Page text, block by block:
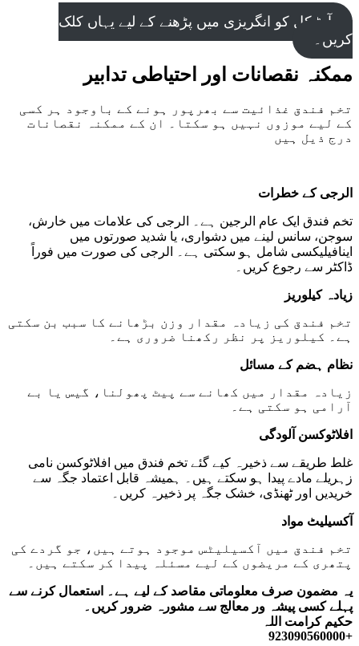
آرٹیکل کو انگریزی میں پڑھنے کے لیے یہاں کلک
کریں۔
ممکنہ نقصانات اور احتیاطی تدابیر
تخم فندق غذائیت سے بھرپور ہونے کے باوجود ہر کسی
کے لیے موزوں نہیں ہو سکتا۔ ان کے ممکنہ نقصانات
درج ذیل ہیں
الرجی کے خطرات
تخم فندق ایک عام الرجین ہے۔ الرجی کی علامات میں خارش،
سوجن، سانس لینے میں دشواری، یا شدید صورتوں میں
اینافیلیکسی شامل ہو سکتی ہے۔ الرجی کی صورت میں فوراً
ڈاکٹر سے رجوع کریں۔
زیادہ کیلوریز
تخم فندق کی زیادہ مقدار وزن بڑھانے کا سبب بن سکتی
ہے۔ کیلوریز پر نظر رکھنا ضروری ہے۔
نظام ہضم کے مسائل
زیادہ مقدار میں کھانے سے پیٹ پھولنا، گیس یا بے
آرامی ہو سکتی ہے۔
افلاٹوکسن آلودگی
غلط طریقے سے ذخیرہ کیے گئے تخم فندق میں افلاٹوکسن نامی
زہریلے مادے پیدا ہو سکتے ہیں۔ ہمیشہ قابل اعتماد جگہ سے
خریدیں اور ٹھنڈی، خشک جگہ پر ذخیرہ کریں۔
آکسیلیٹ مواد
تخم فندق میں آکسیلیٹس موجود ہوتے ہیں، جو گردے کی
پتھری کے مریضوں کے لیے مسئلہ پیدا کر سکتے ہیں۔
یہ مضمون صرف معلوماتی مقاصد کے لیے ہے۔ استعمال کرنے سے
پہلے کسی پیشہ ور معالج سے مشورہ ضرور کریں۔
حکیم کرامت اللہ
+923090560000